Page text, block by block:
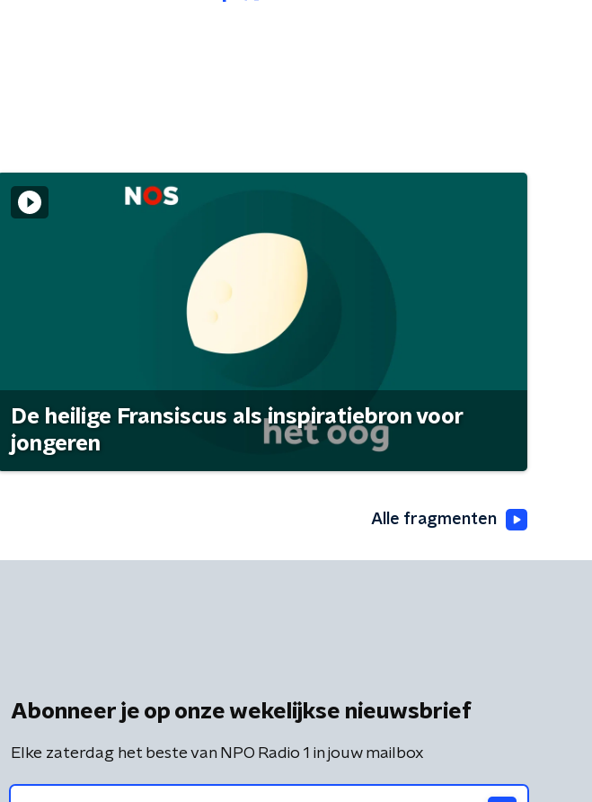
De heilige Fransiscus als inspiratiebron voor
jongeren
Alle fragmenten
Abonneer je op onze wekelijkse nieuwsbrief
Elke zaterdag het beste van NPO Radio 1 in jouw mailbox